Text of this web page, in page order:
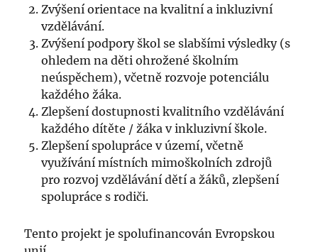
Zvýšení orientace na kvalitní a inkluzivní
vzdělávání.
Zvýšení podpory škol se slabšími výsledky (s
ohledem na děti ohrožené školním
neúspěchem), včetně rozvoje potenciálu
každého žáka.
Zlepšení dostupnosti kvalitního vzdělávání
každého dítěte / žáka v inkluzivní škole.
Zlepšení spolupráce v území, včetně
využívání místních mimoškolních zdrojů
pro rozvoj vzdělávání dětí a žáků, zlepšení
spolupráce s rodiči.
Tento projekt je spolufinancován Evropskou